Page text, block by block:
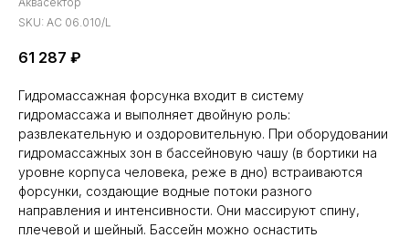
SKU: АС 06.010/L
61 287 ₽
Гидромассажная форсунка входит в систему
гидромассажа и выполняет двойную роль:
развлекательную и оздоровительную. При оборудовании
гидромассажных зон в бассейновую чашу (в бортики на
уровне корпуса человека, реже в дно) встраиваются
форсунки, создающие водные потоки разного
направления и интенсивности. Они массируют спину,
плечевой и шейный. Бассейн можно оснастить